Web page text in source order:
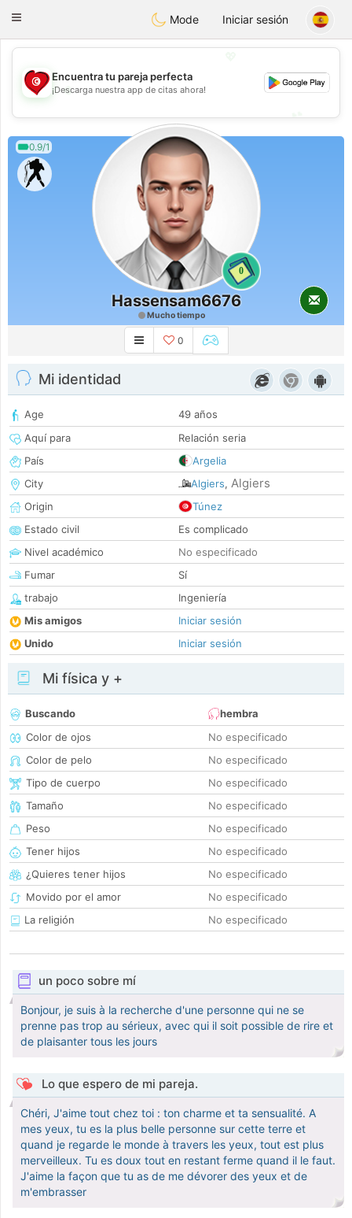
Tunisia Dating
Toggle
Mode Iniciar sesión
💖
💕
Encuentra tu pareja perfecta
¡Descarga nuestra app de citas ahora!
0.9/1
0
Hassensam6676
Mucho tiempo
0
Mi identidad
Age
49 años
Aquí para
Relación seria
País
Argelia
City
Algiers, Algiers
Origin
Túnez
Estado civil
Es complicado
Nivel académico
No especificado
Fumar
Sí
trabajo
Ingeniería
Mis amigos
Iniciar sesión
Unido
Iniciar sesión
Mi física y +
Buscando
hembra
Color de ojos
No especificado
Color de pelo
No especificado
Tipo de cuerpo
No especificado
Tamaño
No especificado
Peso
No especificado
Tener hijos
No especificado
¿Quieres tener hijos
No especificado
Movido por el amor
No especificado
La religión
No especificado
un poco sobre mí
Bonjour, je suis à la recherche d'une personne qui ne se
prenne pas trop au sérieux, avec qui il soit possible de rire et
de plaisanter tous les jours
Lo que espero de mi pareja.
Chéri, J'aime tout chez toi : ton charme et ta sensualité. A
mes yeux, tu es la plus belle personne sur cette terre et
quand je regarde le monde à travers les yeux, tout est plus
merveilleux. Tu es doux tout en restant ferme quand il le faut.
J'aime la façon que tu as de me dévorer des yeux et de
m'embrasser